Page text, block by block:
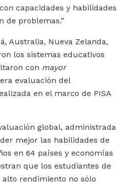
capacidades y habilidades
de problemas.”
Australia, Nueva Zelanda,
los sistemas educativos
con mayor
evaluación del
en el marco de PISA
global, administrada
mejor las habilidades de
en 64 países y economías
que los estudiantes de
rendimiento no sólo